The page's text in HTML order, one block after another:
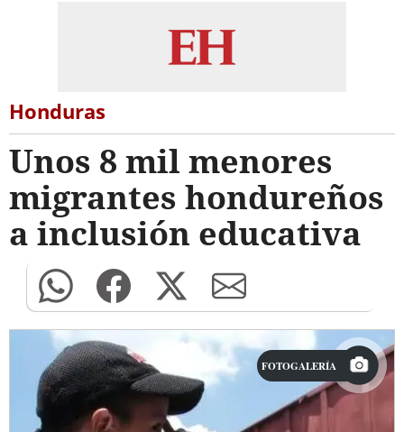
Honduras
Unos 8 mil menores
migrantes hondureños
a inclusión educativa
FOTOGALERÍA